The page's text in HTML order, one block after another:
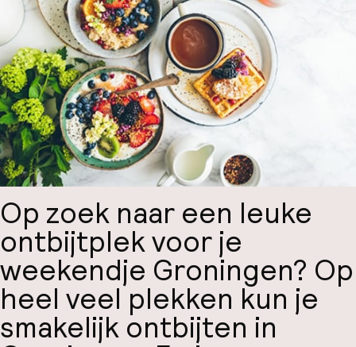
Op zoek naar een leuke
ontbijtplek voor je
weekendje Groningen? Op
heel veel plekken kun je
smakelijk ontbijten in